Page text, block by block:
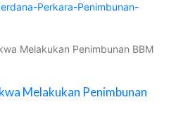
Perkara-Penimbunan-
Melakukan Penimbunan BBM
Melakukan Penimbunan